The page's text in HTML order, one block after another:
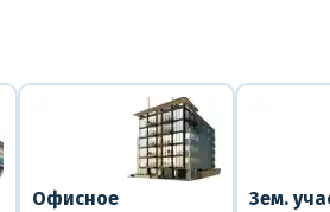
Офисное Зем.